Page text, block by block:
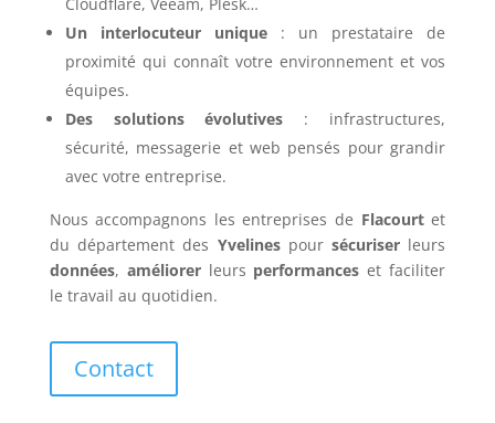
Cloudflare, Veeam, Plesk…
Un interlocuteur unique: un prestataire de
proximité qui connaît votre environnement et vos
équipes.
Des solutions évolutives : infrastructures,
sécurité, messagerie et web pensés pour grandir
avec votre entreprise.
Nous accompagnons les entreprises de Flacourtet
du département des Yvelinespour sécuriserleurs
données, améliorerleurs performances et faciliter
le travail au quotidien.
Contact